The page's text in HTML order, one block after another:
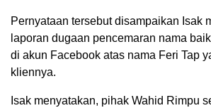
Pernyataan tersebut disampaikan Isak
laporan dugaan pencemaran nama
di akun Facebook atas nama Feri Tap
kliennya.
Isak menyatakan, pihak Wahid Rimpu